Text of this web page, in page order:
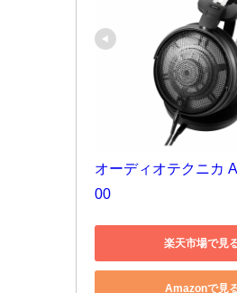
オーディオテクニカ
00
楽天市場で見
Amazonで見